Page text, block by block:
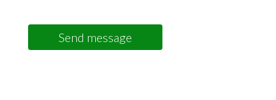
Send message